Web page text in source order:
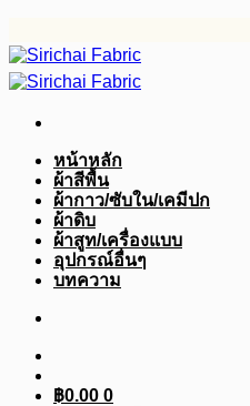
ไป
ยัง
หน้าหลัก
ผ้าสีพื้น
ผ้ากาว/ซับใน/เคมีปก
ผ้าดิบ
ผ้าสูท/เครื่องแบบ
อุปกรณ์อื่นๆ
บทความ
฿0.00 0